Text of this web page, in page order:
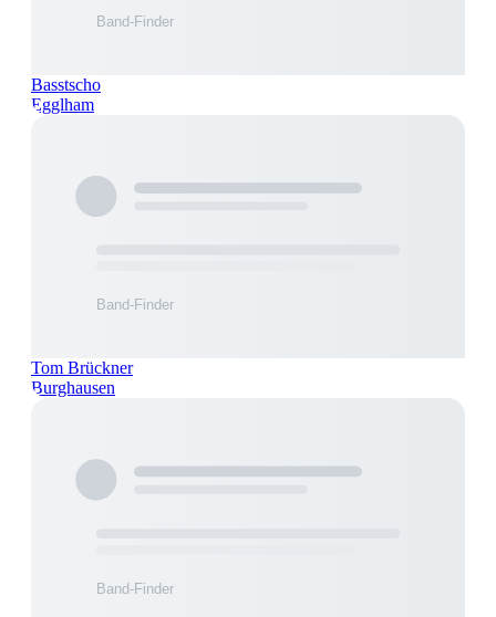
Basstscho
Egglham
Tom Brückner
Burghausen